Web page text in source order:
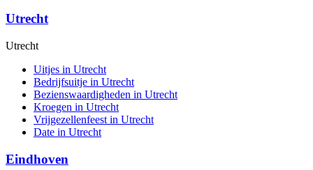
Utrecht
Utrecht
Uitjes in Utrecht
Bedrijfsuitje in Utrecht
Bezienswaardigheden in Utrecht
Kroegen in Utrecht
Vrijgezellenfeest in Utrecht
Date in Utrecht
Eindhoven